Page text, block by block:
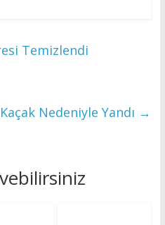
Temizlendi
Nedeniyle Yandı →